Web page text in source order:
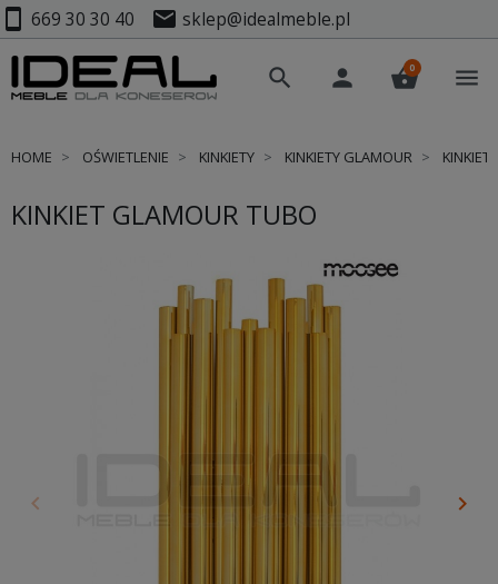
smartphone 669 30 30 40 mail sklep@idealmeble.pl
search person shopping_basket
0 menu
HOME OŚWIETLENIE KINKIETY KINKIETY GLAMOUR
KINKIET GLAMOUR TUBO
Poprzedni
keyboard_arrow_left keyboard_arrow_right